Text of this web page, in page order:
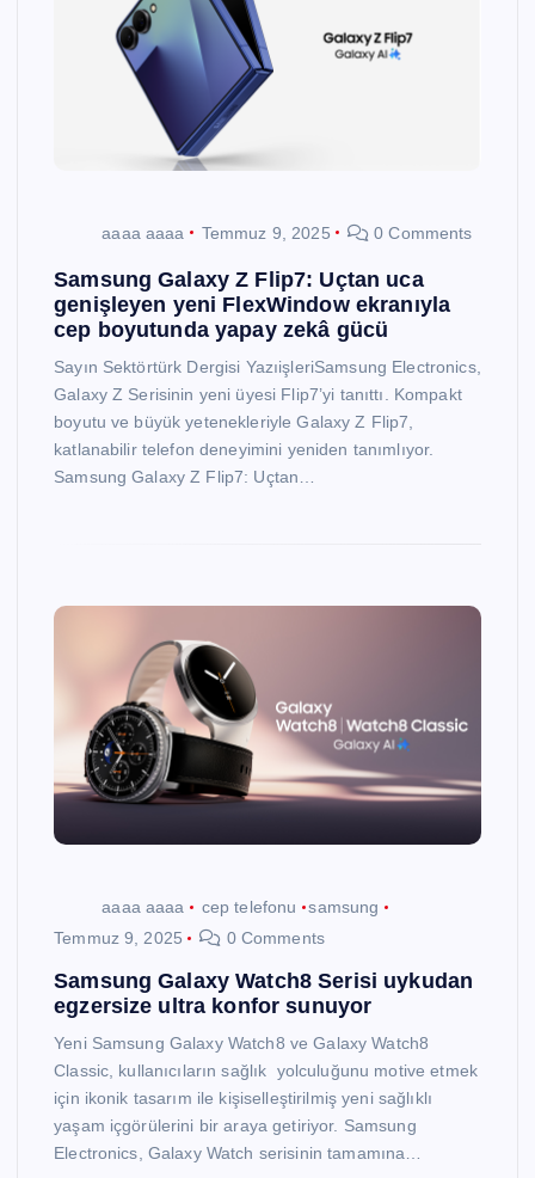
aaaa aaaa Temmuz 9, 2025 0 Comments
Samsung Galaxy Z Flip7: Uçtan uca
genişleyen yeni FlexWindow ekranıyla
cep boyutunda yapay zekâ gücü
Sayın Sektörtürk Dergisi YazıişleriSamsung Electronics,
Galaxy Z Serisinin yeni üyesi Flip7’yi tanıttı. Kompakt
boyutu ve büyük yetenekleriyle Galaxy Z Flip7,
katlanabilir telefon deneyimini yeniden tanımlıyor.
Samsung Galaxy Z Flip7: Uçtan…
aaaa aaaa cep telefonu
samsung
Temmuz 9, 2025
0 Comments
Samsung Galaxy Watch8 Serisi uykudan
egzersize ultra konfor sunuyor
Yeni Samsung Galaxy Watch8 ve Galaxy Watch8
Classic, kullanıcıların sağlık yolculuğunu motive etmek
için ikonik tasarım ile kişiselleştirilmiş yeni sağlıklı
yaşam içgörülerini bir araya getiriyor. Samsung
Electronics, Galaxy Watch serisinin tamamına…